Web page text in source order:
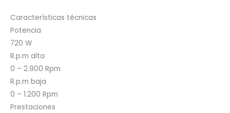
Características técnicas
Potencia
720 W
R.p.m alta
0 – 2.900 Rpm
R.p.m baja
0 – 1.200 Rpm
Prestaciones